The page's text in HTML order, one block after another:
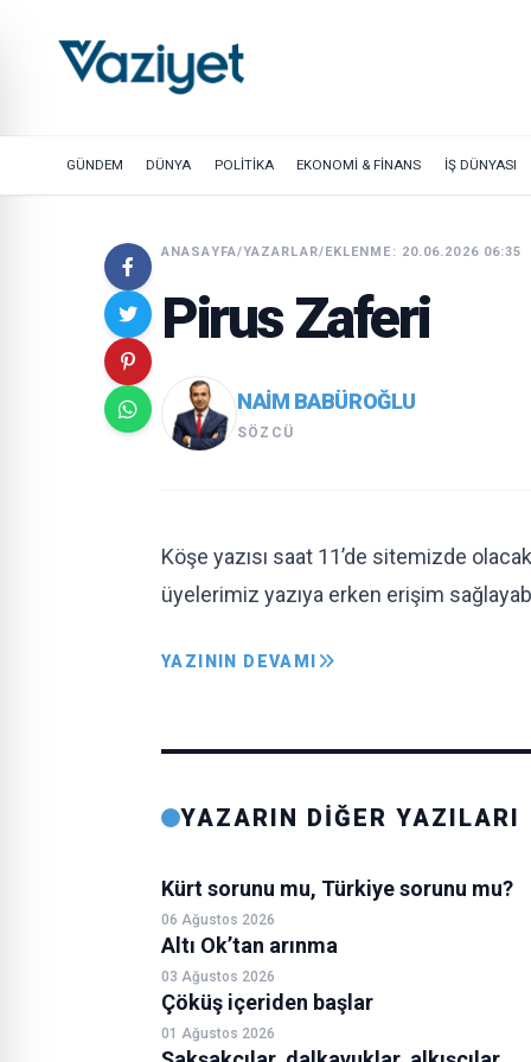
GÜNDEM DÜNYA POLİTİKA EKONOMİ & FİNANS İŞ DÜNYASI
ANASAYFA/YAZARLAR/EKLENME: 20.06.2026 06:35
Pirus Zaferi
NAIM BABÜROĞLU
SÖZCÜ
Köşe yazısı saat 11’de sitemizde
üyelerimiz yazıya erken erişim
YAZININ DEVAMI
YAZARIN DİĞER YAZILARI
Kürt sorunu mu, Türkiye sorunu mu?
06 Ağustos 2026
Altı Ok’tan arınma
03 Ağustos 2026
Çöküş içeriden başlar
01 Ağustos 2026